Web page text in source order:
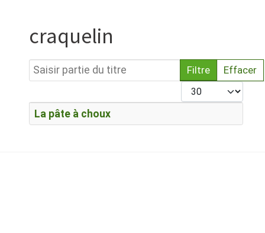
craquelin
Saisir partie du titre Filtre
Effacer
Afficher #
Titre
La pâte à choux